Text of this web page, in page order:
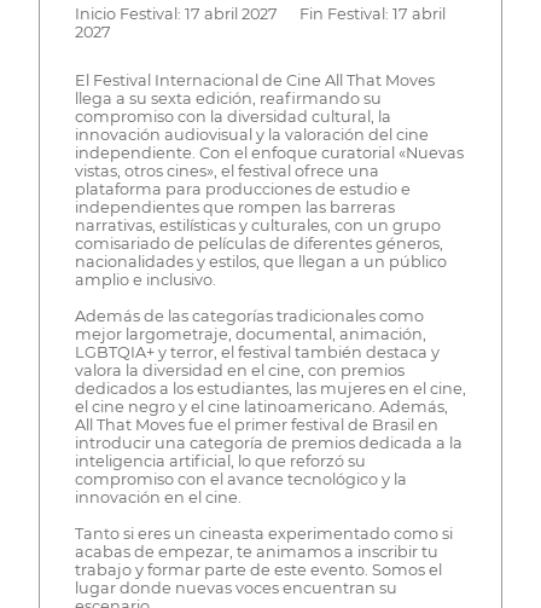
Inicio Festival: 17 abril 2027 Fin Festival: 17 abril
2027
El Festival Internacional de Cine All That Moves
llega a su sexta edición, reafirmando su
compromiso con la diversidad cultural, la
innovación audiovisual y la valoración del cine
independiente. Con el enfoque curatorial «Nuevas
vistas, otros cines», el festival ofrece una
plataforma para producciones de estudio e
independientes que rompen las barreras
narrativas, estilísticas y culturales, con un grupo
comisariado de películas de diferentes géneros,
nacionalidades y estilos, que llegan a un público
amplio e inclusivo.
Además de las categorías tradicionales como
mejor largometraje, documental, animación,
LGBTQIA+ y terror, el festival también destaca y
valora la diversidad en el cine, con premios
dedicados a los estudiantes, las mujeres en el cine,
el cine negro y el cine latinoamericano. Además,
All That Moves fue el primer festival de Brasil en
introducir una categoría de premios dedicada a la
inteligencia artificial, lo que reforzó su
compromiso con el avance tecnológico y la
innovación en el cine.
Tanto si eres un cineasta experimentado como si
acabas de empezar, te animamos a inscribir tu
trabajo y formar parte de este evento. Somos el
lugar donde nuevas voces encuentran su